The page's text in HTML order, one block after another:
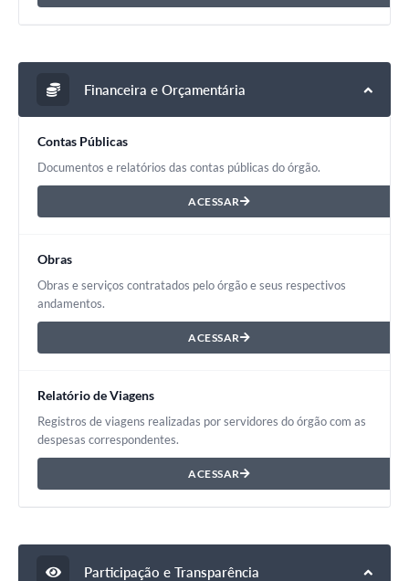
Financeira e Orçamentária
Contas Públicas
Documentos e relatórios das contas públicas do órgão.
ACESSAR
Obras
Obras e serviços contratados pelo órgão e seus respectivos
andamentos.
ACESSAR
Relatório de Viagens
Registros de viagens realizadas por servidores do órgão com as
despesas correspondentes.
ACESSAR
Participação e Transparência